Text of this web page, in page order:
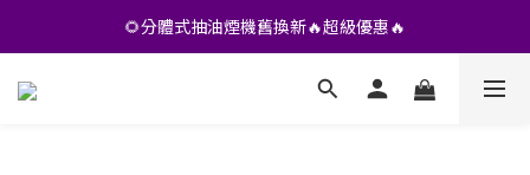
•• 會員專享🎁精選貨品【特價💥再九折】••
🌻分體式抽油煙機舊換新🔥超級優惠🔥
•• 會員專享🎁精選貨品【特價💥再九折】••